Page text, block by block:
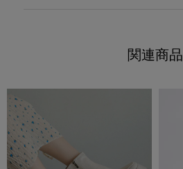
関連商品